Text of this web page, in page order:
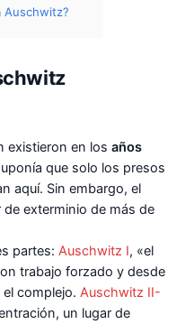
Auschwitz?
existieron en los años
que solo los presos
aquí. Sin embargo, el
exterminio de más de
partes: Auschwitz I, «el
trabajo forzado y desde
complejo. Auschwitz II-
un lugar de